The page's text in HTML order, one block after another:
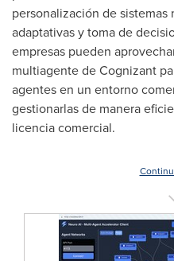
personalización de
adaptativas y toma de
empresas pueden
multiagente de Cognizant
agentes en un entorno
gestionarlas de manera
licencia comercial.